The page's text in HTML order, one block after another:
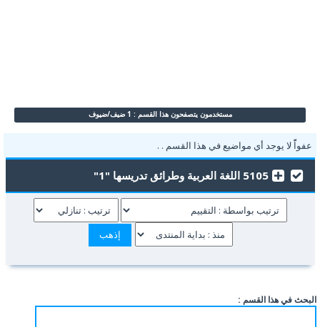
مستخدمون يتصفحون هذا القسم : 1 ضيف/ضيوف
عفواًً لا يوجد أي مواضيع في هذا القسم . .
5105 اللغة العربية وطرائق تدريسها "1"
البحث في هذا القسم :